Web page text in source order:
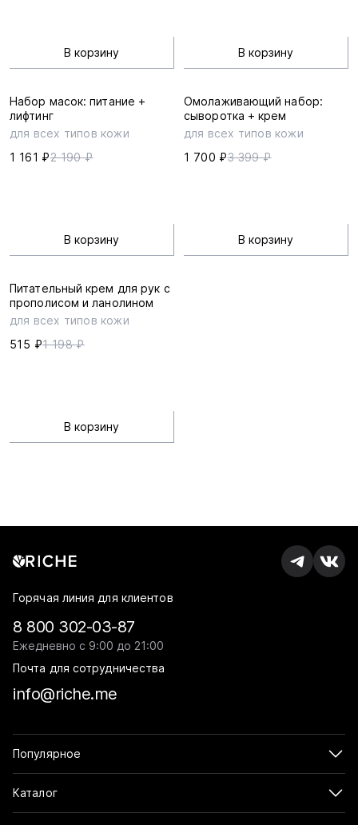
В корзину В корзину
Набор масок: питание +
лифтинг
для всех типов кожи
1 161 ₽2 190 ₽
В корзину
Омолаживающий набор:
сыворотка + крем
для всех типов кожи
1 700 ₽3 399 ₽
В корзину
Питательный крем для рук с
прополисом и ланолином
для всех типов кожи
515 ₽1 198 ₽
В корзину
Горячая линия для клиентов
8 800 302-03-87
Ежедневно с 9:00 до 21:00
Почта для сотрудничества
info@riche.me
Популярное
Каталог